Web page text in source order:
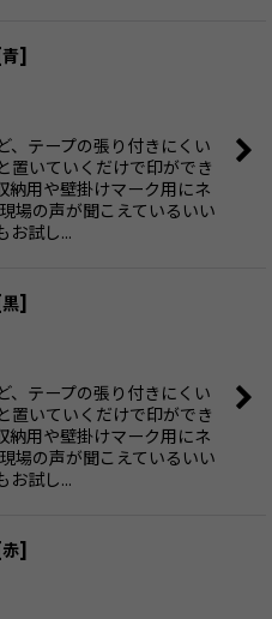
[青]
、テープの張り付きにくい
置いていくだけで印ができ
納用や壁掛けマーク用にネ
場の声が聞こえているいい
お試し…
[黒]
、テープの張り付きにくい
置いていくだけで印ができ
納用や壁掛けマーク用にネ
場の声が聞こえているいい
お試し…
[赤]